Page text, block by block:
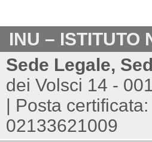
INU – ISTITUTO
Sede Legale,
dei Volsci 14 -
| Posta certificata:
02133621009